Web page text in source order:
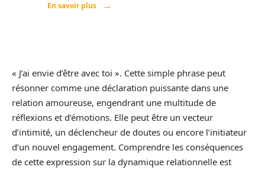
En savoir plus
« J’ai envie d’être avec toi ». Cette simple phrase peut
résonner comme une déclaration puissante dans une
relation amoureuse, engendrant une multitude de
réflexions et d’émotions. Elle peut être un vecteur
d’intimité, un déclencheur de doutes ou encore l’initiateur
d’un nouvel engagement. Comprendre les conséquences
de cette expression sur la dynamique relationnelle est